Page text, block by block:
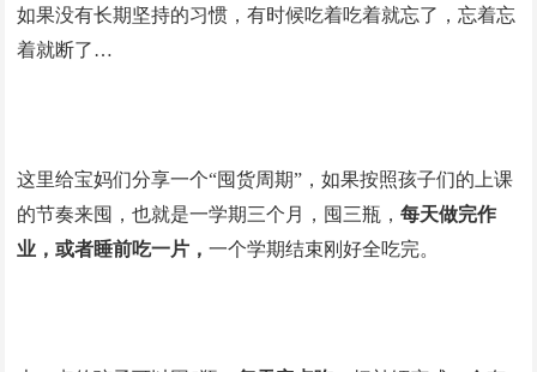
如果没有长期坚持的习惯，有时候吃着吃着就忘了，忘着忘
着就断了…
这里给宝妈们分享一个“囤货周期”，如果按照孩子们的上课
的节奏来囤，也就是一学期三个月，囤三瓶，每天做完作
业，或者睡前吃一片，一个学期结束刚好全吃完。